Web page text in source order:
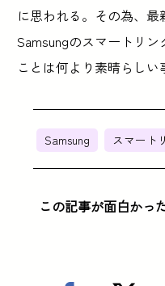
に思われる。その為、最
Samsungのスマートリ
ことは何より素晴らしい
Samsung スマート
この記事が面白かっ